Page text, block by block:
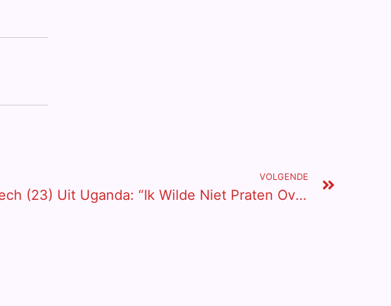
VOLGENDE
Mozes Owech (23) Uit Uganda: “Ik Wilde Niet Praten Over Mijn Leven Als Kindsoldaat”